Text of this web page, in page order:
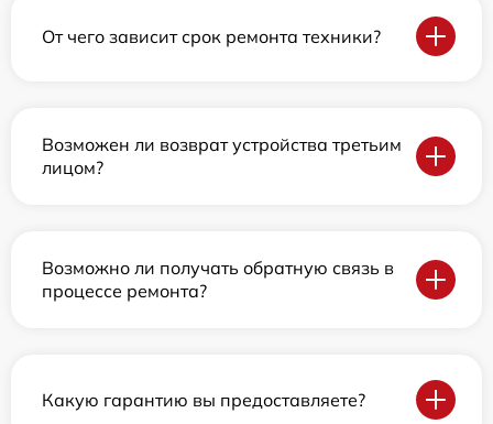
От чего зависит срок ремонта техники?
Возможен ли возврат устройства третьим
лицом?
Возможно ли получать обратную связь в
процессе ремонта?
Какую гарантию вы предоставляете?